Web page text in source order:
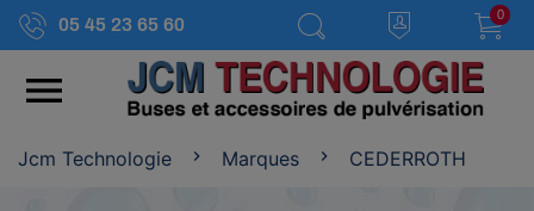
05 45 23 65 60
0

Jcm Technologie Marques CEDERROTH